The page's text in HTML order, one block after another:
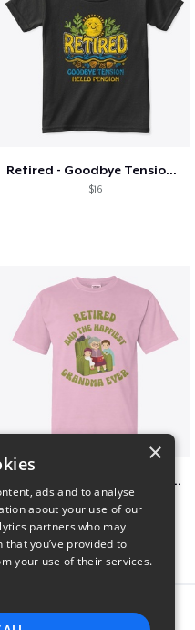
Retired - Goodbye Tension Hello Pension
$16
Retired and the happiest grandma ever
$22
product
×
ads and to analyse
about your use of our
partners who may
you’ve provided to
your use of their services.